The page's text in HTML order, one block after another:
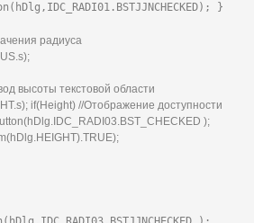
}
радиуса
высоты текстовой области
if(Height) //Отображение доступности
);